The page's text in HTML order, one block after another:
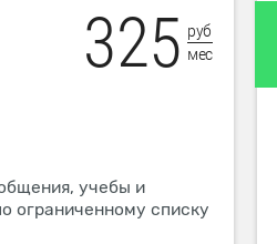
325 руб
мес
учебы и
ограниченному списку